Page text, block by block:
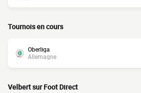
Tournois en cours
Oberliga
Allemagne
Velbert sur Foot Direct